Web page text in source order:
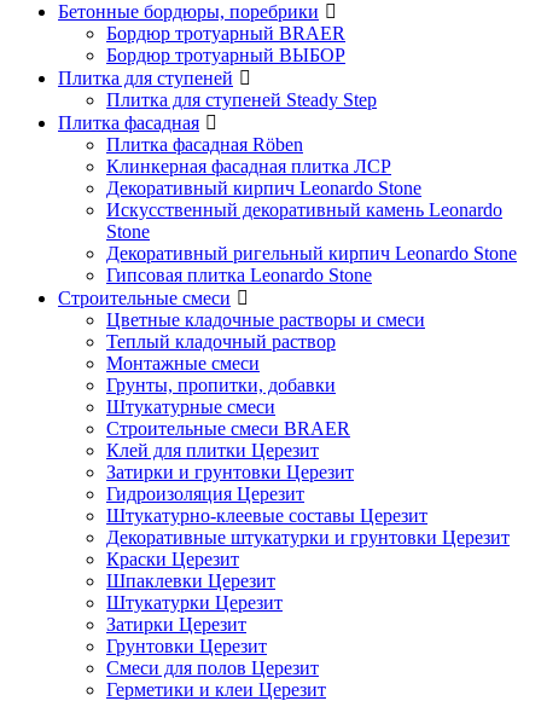
Бетонные бордюры, поребрики
Бордюр тротуарный BRAER
Бордюр тротуарный ВЫБОР
Плитка для ступеней
Плитка для ступеней Steady Step
Плитка фасадная
Плитка фасадная Röben
Клинкерная фасадная плитка ЛСР
Декоративный кирпич Leonardo Stone
Искусственный декоративный камень Leonardo
Stone
Декоративный ригельный кирпич Leonardo Stone
Гипсовая плитка Leonardo Stone
Строительные смеси
Цветные кладочные растворы и смеси
Теплый кладочный раствор
Монтажные смеси
Грунты, пропитки, добавки
Штукатурные смеси
Строительные смеси BRAER
Клей для плитки Церезит
Затирки и грунтовки Церезит
Гидроизоляция Церезит
Штукатурно-клеевые составы Церезит
Декоративные штукатурки и грунтовки Церезит
Краски Церезит
Шпаклевки Церезит
Штукатурки Церезит
Затирки Церезит
Грунтовки Церезит
Смеси для полов Церезит
Герметики и клеи Церезит